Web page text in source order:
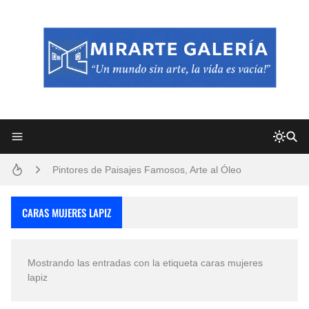
Pintores de Paisajes Famosos, Arte al Óleo
CARAS MUJERES LAPIZ
Mostrando las entradas con la etiqueta caras mujeres
lapiz